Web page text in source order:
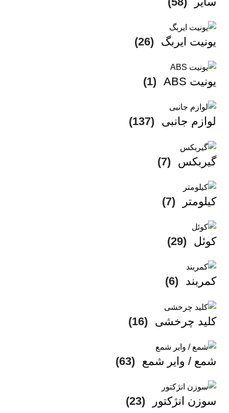
یونیت ایربگ (26)
یونیت ABS (1)
لوازم جانبی (137)
گیربکس (7)
کیلومتر (7)
کوئل (29)
کمربند (6)
کلید چرخشی (16)
شمع / وایر شمع (63)
سوزن انژکتور (23)